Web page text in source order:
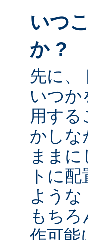
いつ
か ?
先に、
いつか
用す
かしな
まま
トに
よう
もち
作可能